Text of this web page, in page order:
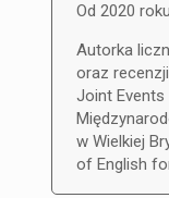
Od 2020
Autorka
oraz
Joint
w Wielkiej
of English